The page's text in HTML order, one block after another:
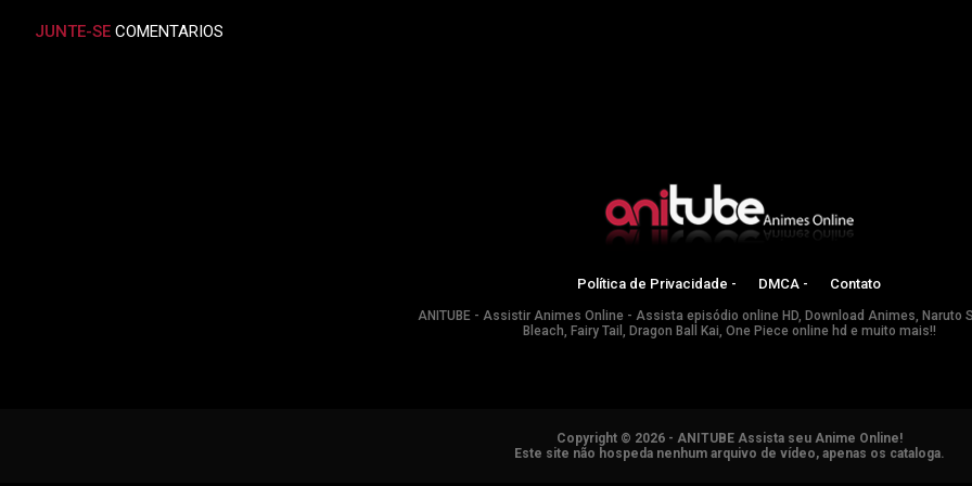
JUNTE-SE COMENTARIOS
Política de Privacidade - DMCA - Contato
ANITUBE - Assistir Animes Online - Assista episódio online HD, Download Animes, Naruto
Bleach, Fairy Tail, Dragon Ball Kai, One Piece online hd e muito mais!!
Copyright © 2026 - ANITUBE Assista seu Anime Online!
Este site não hospeda nenhum arquivo de vídeo, apenas os cataloga.